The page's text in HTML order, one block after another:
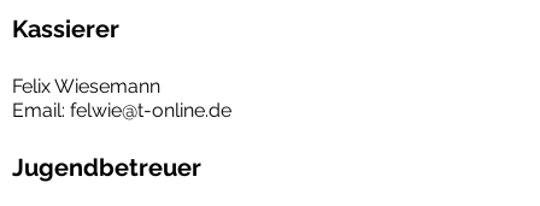
Kassierer
Felix Wiesemann
Email: felwie@t-online.de
Jugendbetreuer